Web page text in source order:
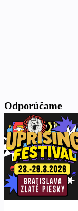
Odporúčame